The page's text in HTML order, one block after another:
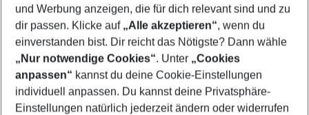
Footer
Footer navigation
Über uns
und Werbung anzeigen, die für dich relevant sind und zu
dir passen. Klicke auf „Alle akzeptieren“, wenn du
einverstanden bist. Dir reicht das Nötigste? Dann wähle
„Nur notwendige Cookies“. Unter „Cookies
anpassen“ kannst du deine Cookie-Einstellungen
individuell anpassen. Du kannst deine Privatsphäre-
Einstellungen natürlich jederzeit ändern oder widerrufen